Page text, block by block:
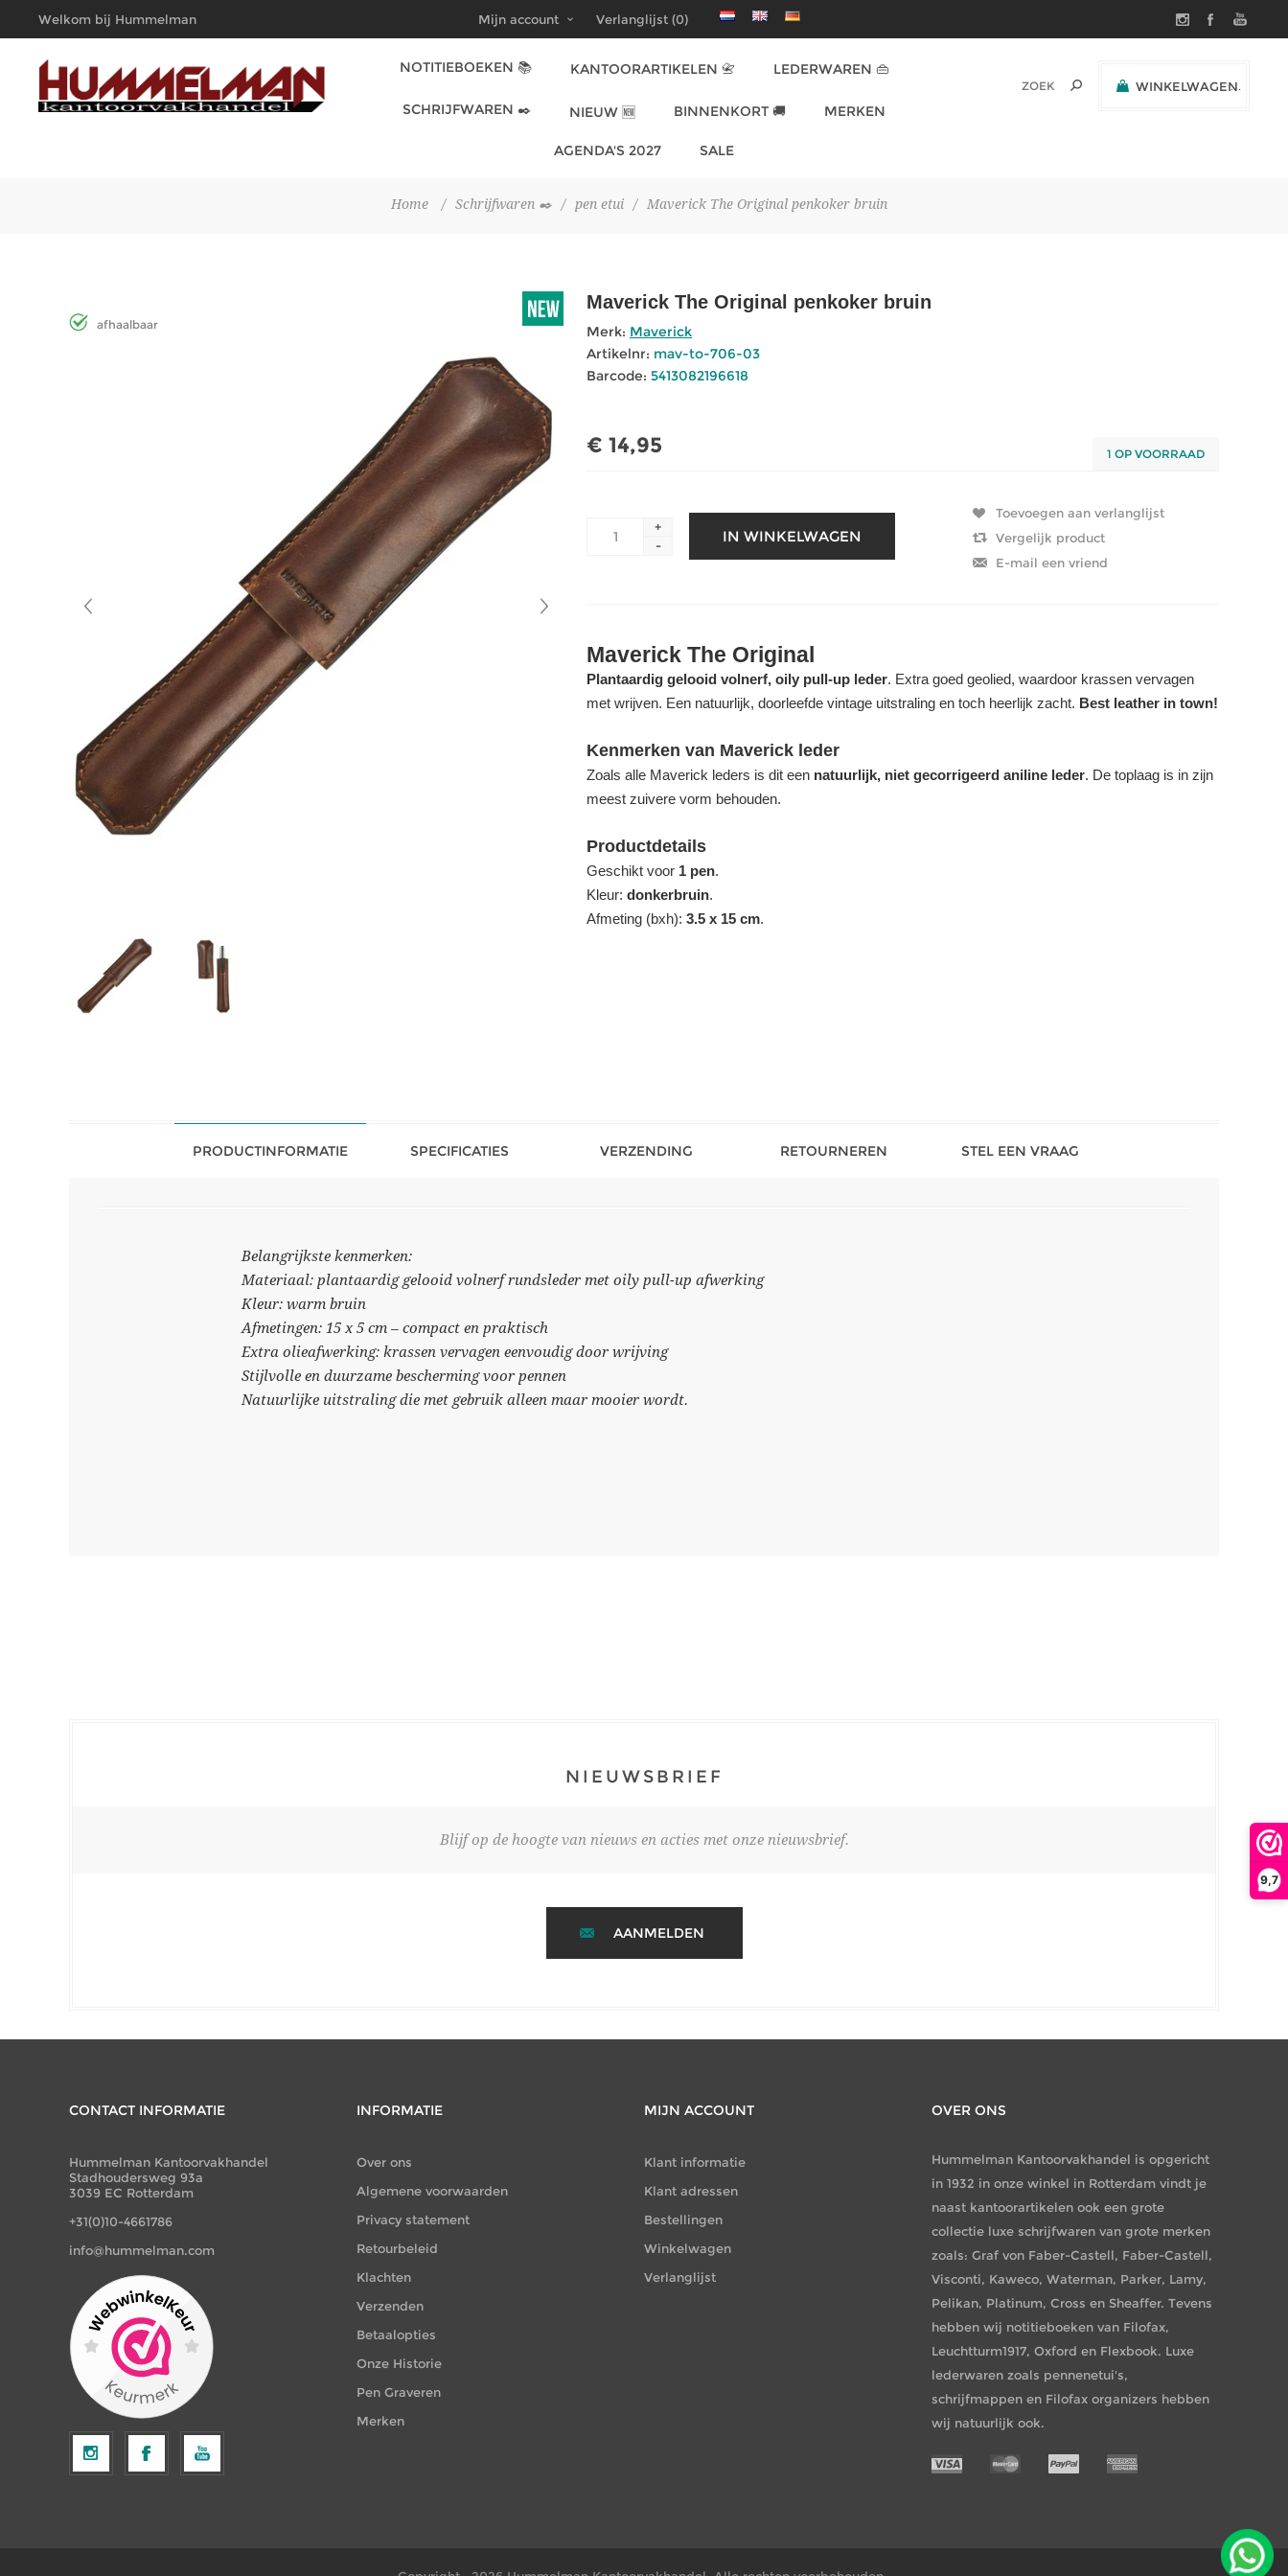
9,7
Welkom bij Hummelman
Kantoorvakhandel
Mijn account Verlanglijst (0)
WINKELWAGEN
NOTITIEBOEKEN 📚 KANTOORARTIKELEN 📇 LEDERWAREN 👜
SCHRIJFWAREN ✒️ NIEUW 🆕 BINNENKORT 🚚 MERKEN
AGENDA'S 2027 SALE
Home / Schrijfwaren ✒️ / pen etui / Maverick The Original penkoker bruin
afhaalbaar
Maverick The Original penkoker bruin
Merk: Maverick
Artikelnr: mav-to-706-03
Barcode: 5413082196618
€ 14,95 1 OP VOORRAAD
+
-
Maverick The Original
Plantaardig gelooid volnerf, oily pull-up leder. Extra goed geolied, waardoor krassen vervagen
met wrijven. Een natuurlijk, doorleefde vintage uitstraling en toch heerlijk zacht. Best leather in town!
Kenmerken van Maverick leder
Zoals alle Maverick leders is dit een natuurlijk, niet gecorrigeerd aniline leder. De toplaag is in zijn
meest zuivere vorm behouden.
Productdetails
Geschikt voor 1 pen.
Kleur: donkerbruin.
Afmeting (bxh): 3.5 x 15 cm.
PRODUCTINFORMATIE SPECIFICATIES VERZENDING RETOURNEREN STEL EEN VRAAG
Belangrijkste kenmerken:
Materiaal: plantaardig gelooid volnerf rundsleder met oily pull-up afwerking
Kleur: warm bruin
Afmetingen: 15 x 5 cm – compact en praktisch
Extra olieafwerking: krassen vervagen eenvoudig door wrijving
Stijlvolle en duurzame bescherming voor pennen
Natuurlijke uitstraling die met gebruik alleen maar mooier wordt.
NIEUWSBRIEF
Blijf op de hoogte van nieuws en acties met onze nieuwsbrief.
AANMELDEN
CONTACT INFORMATIE
Hummelman Kantoorvakhandel
Stadhoudersweg 93a
3039 EC Rotterdam
+31(0)10-4661786
info@hummelman.com
INFORMATIE
Over ons
Algemene voorwaarden
Privacy statement
Retourbeleid
Klachten
Verzenden
Betaalopties
Onze Historie
Pen Graveren
Merken
MIJN ACCOUNT
Klant informatie
Klant adressen
Bestellingen
Winkelwagen
Verlanglijst
OVER ONS
Hummelman Kantoorvakhandel is opgericht
in 1932 in onze winkel in Rotterdam vindt je
naast kantoorartikelen ook een grote
collectie luxe schrijfwaren van grote merken
zoals: Graf von Faber-Castell, Faber-Castell,
Visconti, Kaweco, Waterman, Parker, Lamy,
Pelikan, Platinum, Cross en Sheaffer. Tevens
hebben wij notitieboeken van Filofax,
Leuchtturm1917, Oxford en Flexbook. Luxe
lederwaren zoals pennenetui's,
schrijfmappen en Filofax organizers hebben
wij natuurlijk ook.